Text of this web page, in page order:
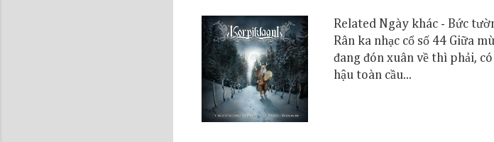
Related Ngày khác - Bức
Rân ka nhạc cổ số 44 Giữa
đang đón xuân về thì phải,
hậu toàn cầu...